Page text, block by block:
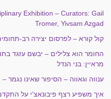
Exhibition – Curators: Gail
Tromer, Yivsam Azgad
קול קורא – לפרסום יצירה רב-
מראיין: בני הנדל
ענווה וגאווה – הסיפור שאינו
איך משפיע רצף פיבונאצ'י על